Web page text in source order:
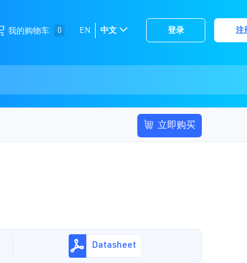
我的购物车 0 登录 注
跳
到
EN
选
中文
立即购买
Datasheet